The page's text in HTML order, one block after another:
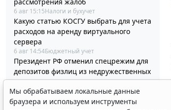
6 авг 15:15Налоги и бухучет
Какую статью КОСГУ выбрать для учета
расходов на аренду виртуального
сервера
6 авг 14:54Бюджетный учет
Президент РФ отменил спецрежим для
депозитов физлиц из недружественных
стран
6 авг 14:31Общество
Социальный вычет на лечение
Мы обрабатываем локальные данные
браузера и используем инструменты